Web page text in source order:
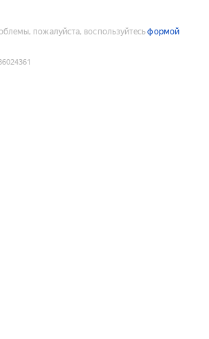
пожалуйста, воспользуйтесьформой